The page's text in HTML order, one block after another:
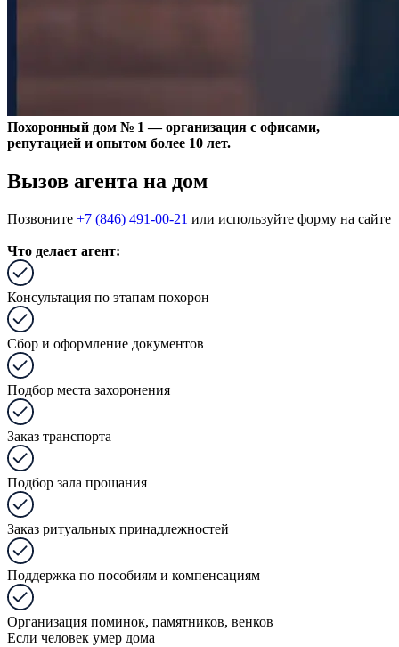
Похоронный дом № 1 — организация с офисами,
репутацией и опытом более 10 лет.
Вызов агента на дом
Позвоните +7 (846) 491-00-21 или используйте форму на сайте
Что делает агент:
Консультация по этапам похорон
Сбор и оформление документов
Подбор места захоронения
Заказ транспорта
Подбор зала прощания
Заказ ритуальных принадлежностей
Поддержка по пособиям и компенсациям
Организация поминок, памятников, венков
Если человек умер дома